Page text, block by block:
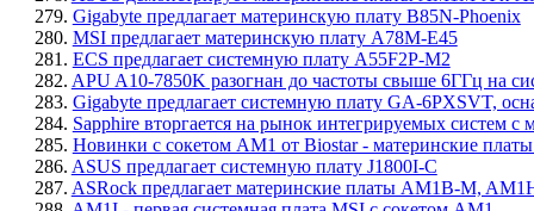
279. Gigabyte предлагает материнскую плату B85N-Phoenix
280. MSI предлагает материнскую плату A78M-E45
281. ECS предлагает системную плату A55F2P-M2
282. APU A10-7850K разогнан до частоты свыше 6ГГц на
283. Gigabyte предлагает системную плату GA-6PXSVT,
284. Sapphire вторгается на рынок интегрируемых систем с
285. Новинки с сокетом AM1 от Biostar - материнские
286. ASUS предлагает системную плату J1800I-C
287. ASRock предлагает материнские платы AM1B-M,